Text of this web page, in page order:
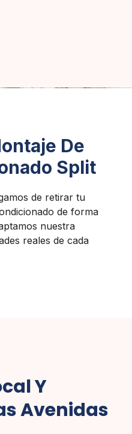
De
Split
de retirar tu
de forma
nuestra
reales de cada
Y
Avenidas